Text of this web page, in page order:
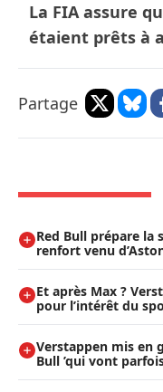
La FIA assure
étaient prêts à
Partage
Red Bull prépare la
renfort venu
Et après Max ?
pour l’intérêt du
Verstappen mis en
Bull ’qui vont